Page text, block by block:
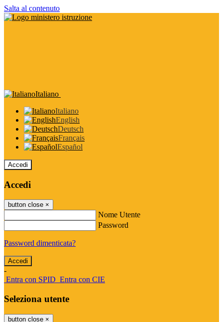
Salta al contenuto
Italiano
Italiano
English
Deutsch
Français
Español
Accedi
Accedi
button close ×
Nome Utente
Password
Password dimenticata?
-
Entra con SPID Entra con CIE
Seleziona utente
button close ×